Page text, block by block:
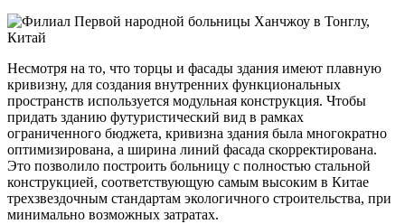
Несмотря на то, что торцы и фасады здания имеют плавную
кривизну, для создания внутренних функциональных
пространств используется модульная конструкция. Чтобы
придать зданию футуристический вид в рамках
ограниченного бюджета, кривизна здания была многократно
оптимизирована, а ширина линий фасада скорректирована.
Это позволило построить больницу с полностью стальной
конструкцией, соответствующую самым высоким в Китае
трехзвездочным стандартам экологичного строительства, при
минимально возможных затратах.